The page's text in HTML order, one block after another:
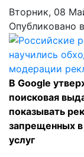
Вторник, 08
Опубликовано в
В Google
поисковая
показывать
запрещенных в
услуг